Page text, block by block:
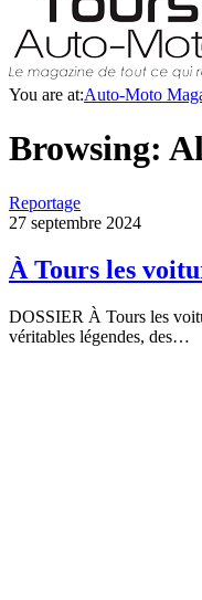
You are at:Auto-Moto
Browsing:
Reportage
27 septembre 2024
À Tours les
DOSSIER À Tours les
véritables légendes, des…